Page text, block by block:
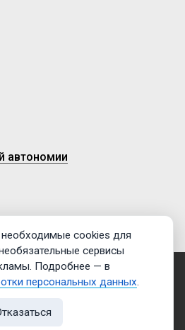
автономии
данных
cookies для
сервисы
Подробнее — в
персональных данных.